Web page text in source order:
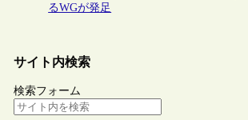
るWGが発足
サイト内検索
検索フォーム